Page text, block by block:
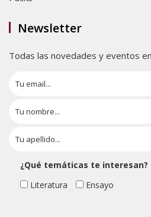
Newsletter
Todas las novedades y eventos
¿Qué temáticas te interesan?
Literatura
Ensayo